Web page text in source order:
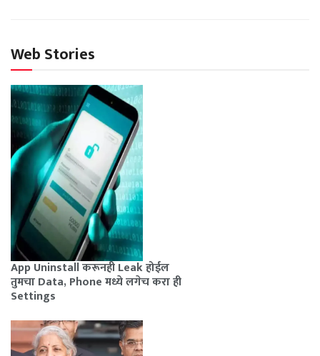
Web Stories
App Uninstall करूनही Leak होईल
तुमचा Data, Phone मध्ये लगेच करा ही
Settings